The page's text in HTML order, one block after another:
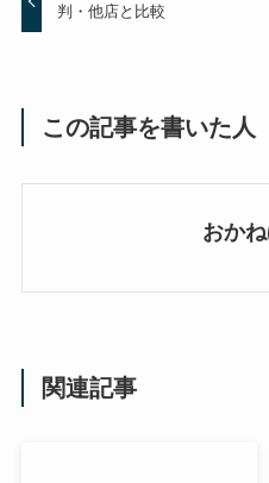
判・他店と比較
この記事を書いた人
おか
関連記事